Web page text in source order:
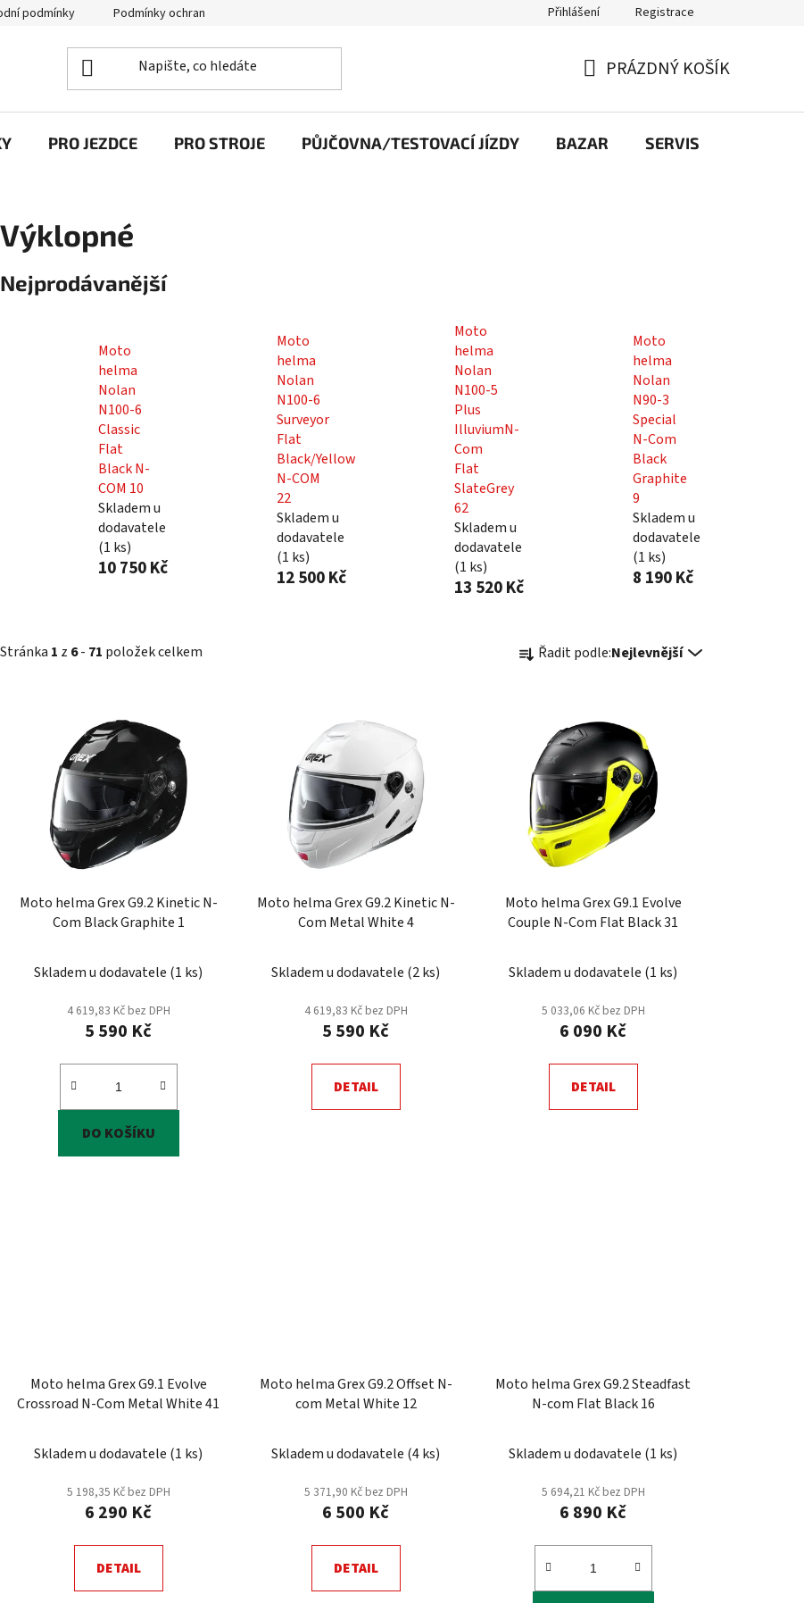
podmínky Podmínky ochrany osobních údajů Přihlášení Registrace
KOŠÍK
PRÁZDNÝ KOŠÍK
PRO JEZDCE PRO STROJE PŮJČOVNA/TESTOVACÍ JÍZDY BAZAR SERVIS
Výklopné
Nejprodávanější
Moto
helma
Nolan
N100-6
Classic
Flat
Black N-
COM 10
Skladem u
dodavatele
(1 ks)
10 750 Kč
Moto
helma
Nolan
N100-6
Surveyor
Flat
Black/Yellow
N-COM
22
Skladem u
dodavatele
(1 ks)
12 500 Kč
Moto
helma
Nolan
N100-5
Plus
IlluviumN-
Com
Flat
SlateGrey
62
Skladem u
dodavatele
(1 ks)
13 520 Kč
Moto
helma
Nolan
N90-3
Special
N-Com
Black
Graphite
9
Skladem u
dodavatele
(1 ks)
8 190 Kč
Stránka 1 z 6- 71 položek celkem
a
o
k
t
Řadit podle:Nejlevnější
Moto helma Grex G9.2 Kinetic N-
Com Black Graphite 1
Skladem u dodavatele (1 ks)
4 619,83 Kč bez DPH
5 590 Kč
DO KOŠÍKU
Moto helma Grex G9.2 Kinetic N-
Com Metal White 4
Skladem u dodavatele (2 ks)
4 619,83 Kč bez DPH
5 590 Kč
DETAIL
Moto helma Grex G9.1 Evolve
Couple N-Com Flat Black 31
Skladem u dodavatele (1 ks)
5 033,06 Kč bez DPH
6 090 Kč
DETAIL
Moto helma Grex G9.1 Evolve
Crossroad N-Com Metal White 41
Skladem u dodavatele (1 ks)
5 198,35 Kč bez DPH
6 290 Kč
DETAIL
Moto helma Grex G9.2 Offset N-
com Metal White 12
Skladem u dodavatele (4 ks)
5 371,90 Kč bez DPH
6 500 Kč
DETAIL
Moto helma Grex G9.2 Steadfast
N-com Flat Black 16
Skladem u dodavatele (1 ks)
5 694,21 Kč bez DPH
6 890 Kč